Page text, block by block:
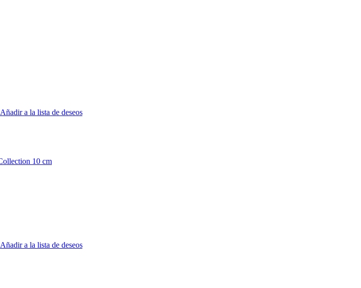
Añadir a la lista de deseos
Añadir a la lista de deseos